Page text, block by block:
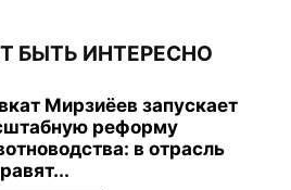
БЫТЬ ИНТЕРЕСНО
Мирзиёев запускает
реформу
в отрасль